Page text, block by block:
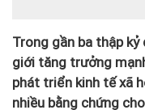
Trong gần ba thập
giới tăng trưởng
phát triển kinh tế xã
nhiều bằng chứng